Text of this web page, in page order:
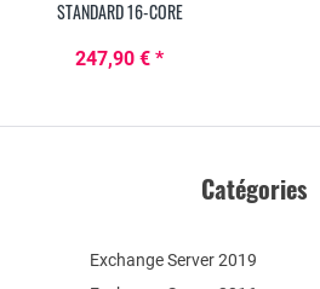
STANDARD 16-CORE
247,90 € *
Catégories
Exchange Server 2019